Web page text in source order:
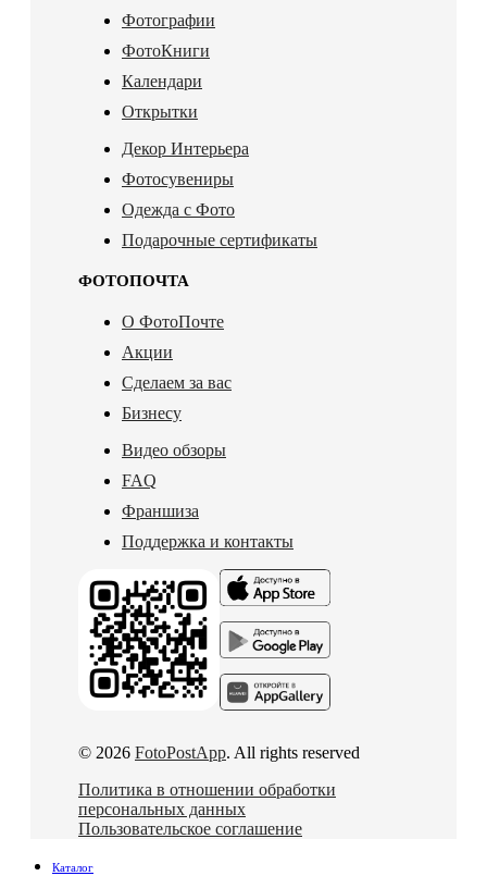
Фотографии
ФотоКниги
Календари
Открытки
Декор Интерьера
Фотосувениры
Одежда с Фото
Подарочные сертификаты
ФОТОПОЧТА
О ФотоПочте
Акции
Сделаем за вас
Бизнесу
Видео обзоры
FAQ
Франшиза
Поддержка и контакты
© 2026 FotoPostApp. All rights reserved
Политика в отношении обработки
персональных данных
Пользовательское соглашение
Каталог